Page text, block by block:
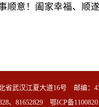
顺意！阖家幸福、顺遂
武汉江夏大道16号 邮编：
、81652829鄂ICP备